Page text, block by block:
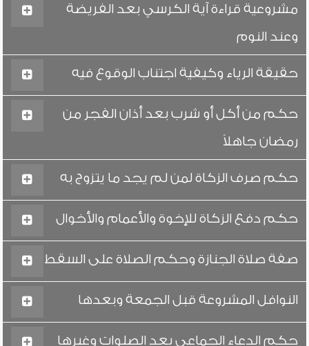
مشروعية قراءة آية الكرسي بعد الفريضة
وعند النوم
حقيقة الرياء وكيفية اجتناب الوقوع فيه
حكم من أكل أو شرب بعد أذان الفجر من
رمضان جاهلاً
حكم صرف الزكاة لمن لم يجد ما يتزوج به
حكم دفع الزكاة للإخوة والأعمام والأخوال
صفة صلاة الجنازة وحكم الصلاة على السقط
النوافل المشروعة قبل الجمعة وبعدها
حكم الدعاء الجماعي بعد الصلوات وغيرها